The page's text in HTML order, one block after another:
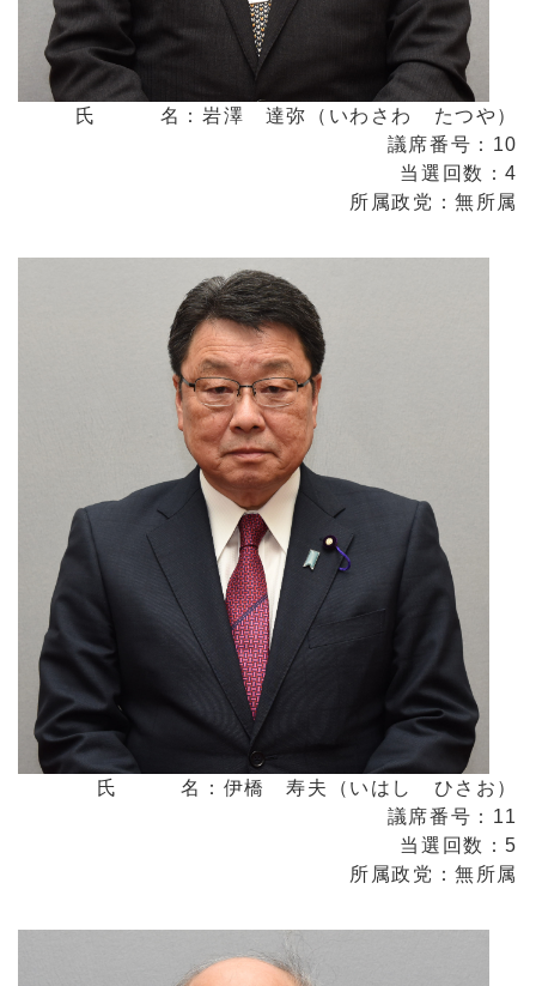
氏 名：岩澤 達弥（いわさわ たつや）
議席番号：10
当選回数：4
所属政党：無所属
氏 名：伊橋 寿夫（いはし ひさお）
議席番号：11
当選回数：5
所属政党：無所属